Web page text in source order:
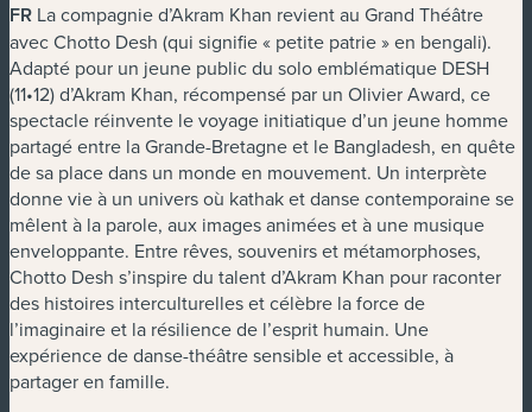
FR La compagnie d’Akram Khan revient au Grand Théâtre
avecChotto Desh (qui signifie « petite patrie » en bengali).
Adapté pour un jeune public du solo emblématique DESH
(11•12) d’Akram Khan, récompensé par un Olivier Award, ce
spectacle réinvente le voyage initiatique d’un jeune homme
partagé entre la Grande-Bretagne et le Bangladesh, en quête
de sa place dans un monde en mouvement. Un interprète
donne vie à un univers où kathak et danse contemporaine se
mêlent à la parole, aux images animées et à une musique
enveloppante. Entre rêves, souvenirs et métamorphoses,
Chotto Desh s’inspire du talent d’Akram Khan pour raconter
des histoires interculturelles et célèbre la force de
l’imaginaire et la résilience de l’esprit humain. Une
expérience de danse-théâtre sensible et accessible, à
partager en famille.